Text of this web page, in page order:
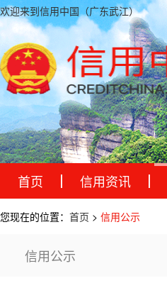
欢迎来到信用中国（广东武江）
首页 信用资讯
您现在的位置： 首页 > 信用公示
信用公示